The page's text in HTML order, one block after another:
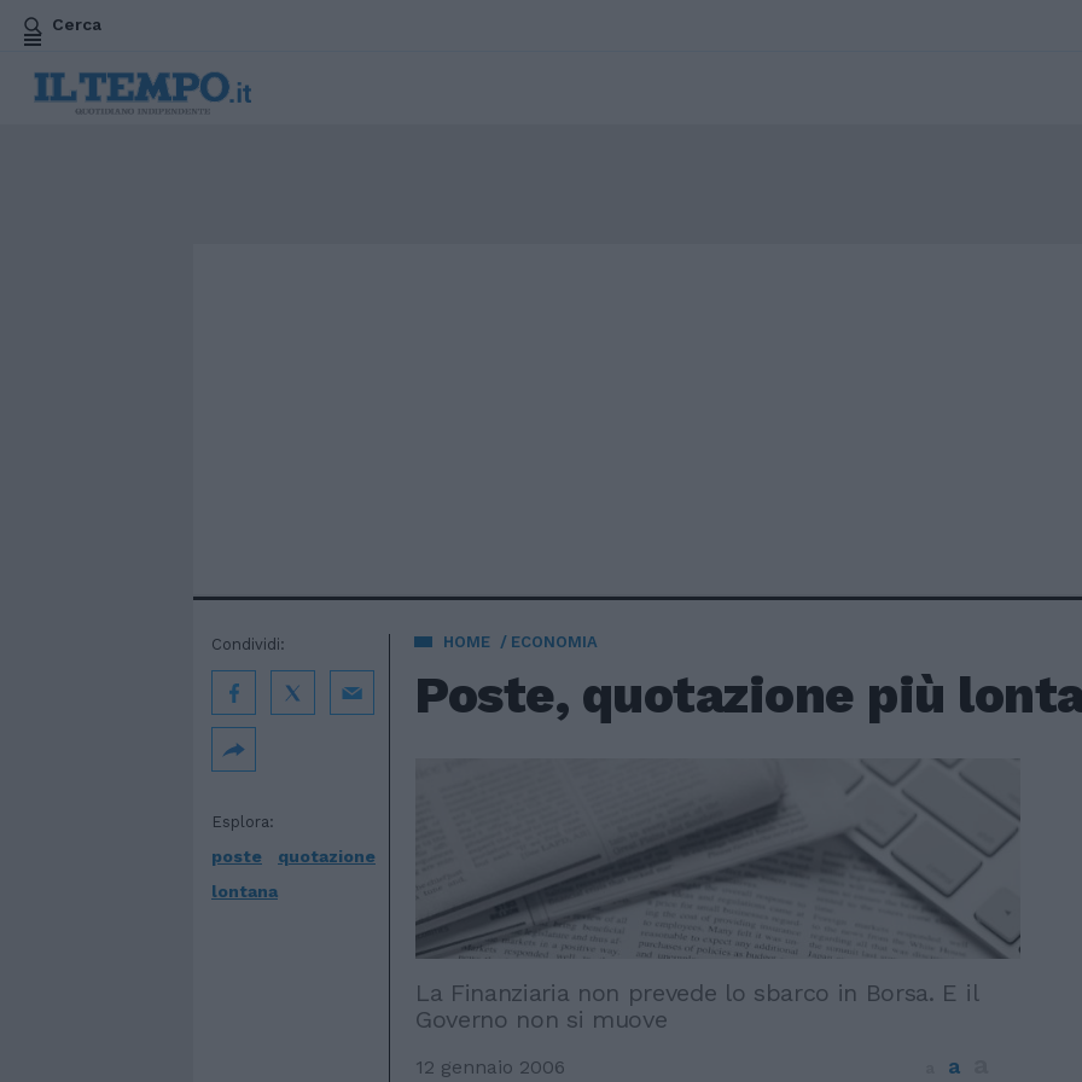
Cerca
HOME ECONOMIA
Poste, quotazione più
Esplora:
poste
quotazione
lontana
Condividi:
La Finanziaria non prevede lo sbarco in Borsa. E il
Governo non si muove
12 gennaio 2006 a